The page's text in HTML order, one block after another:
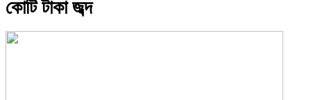
কোটি টাকা জব্দ